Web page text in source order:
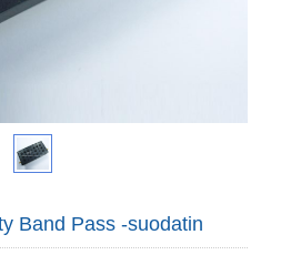
Band Pass -suodatin